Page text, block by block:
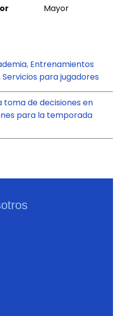
Mayor
, Entrenamientos
Servicios para jugadores
de decisiones en
para la temporada